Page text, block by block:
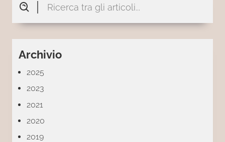
Archivio
2025
2023
2021
2020
2019